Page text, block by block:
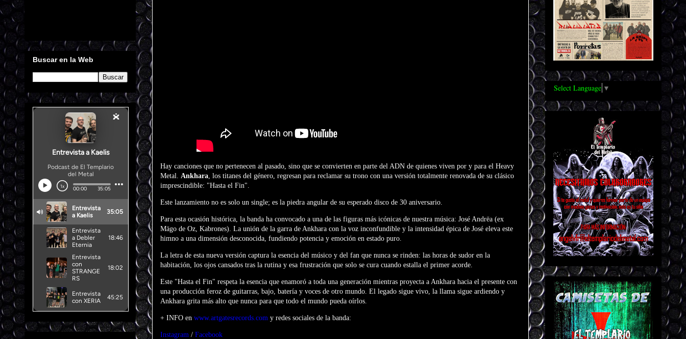
Hay canciones que no pertenecen al pasado, sino que se convierten en parte del ADN de quienes viven por y para el Heavy
Metal. Ankhara, los titanes del género, regresan para reclamar su trono con una versión totalmente renovada de su clásico
imprescindible: "Hasta el Fin".
Este lanzamiento no es solo un single; es la piedra angular de su esperado disco de 30 aniversario.
Para esta ocasión histórica, la banda ha convocado a una de las figuras más icónicas de nuestra música: José Andrëa (ex
Mägo de Oz, Kabrones). La unión de la garra de Ankhara con la voz inconfundible y la intensidad épica de José eleva este
himno a una dimensión desconocida, fundiendo potencia y emoción en estado puro.
La letra de esta nueva versión captura la esencia del músico y del fan que nunca se rinden: las horas de sudor en la
habitación, los ojos cansados tras la rutina y esa frustración que solo se cura cuando estalla el primer acorde.
Este "Hasta el Fin" respeta la esencia que enamoró a toda una generación mientras proyecta a Ankhara hacia el presente con
una producción feroz de guitarras, bajo, batería y voces de otro mundo. El legado sigue vivo, la llama sigue ardiendo y
Ankhara grita más alto que nunca para que todo el mundo pueda oírlos.
+ INFO en www.artgatesrecords.com y redes sociales de la banda:
Instagram / Facebook
Buscar en la Web
Select Language ▼